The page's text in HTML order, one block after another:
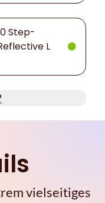
Step-
L
vielseitiges